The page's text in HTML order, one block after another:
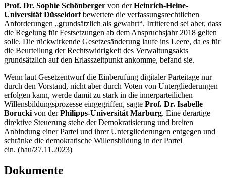
Prof. Dr. Sophie Schönberger von derHeinrich-Heine-
Universität Düsseldorfbewertete die verfassungsrechtlichen
Anforderungen „grundsätzlich als gewahrt“. Irritierend sei aber, dass
die Regelung für Festsetzungen ab dem Anspruchsjahr 2018 gelten
solle. Die rückwirkende Gesetzesänderung laufe ins Leere, da es für
die Beurteilung der Rechtswidrigkeit des Verwaltungsakts
grundsätzlich auf den Erlasszeitpunkt ankomme, befand sie.
Wenn laut Gesetzentwurf die Einberufung digitaler Parteitage nur
durch den Vorstand, nicht aber durch Voten von Untergliederungen
erfolgen kann, werde damit zu stark in die innerparteilichen
Willensbildungsprozesse eingegriffen, sagte Prof. Dr. Isabelle
Borucki von derPhilipps-Universität Marburg. Eine derartige
direktive Steuerung stehe der Demokratisierung und breiten
Anbindung einer Partei und ihrer Untergliederungen entgegen und
schränke die demokratische Willensbildung in der Partei
ein. (hau/27.11.2023)
Dokumente